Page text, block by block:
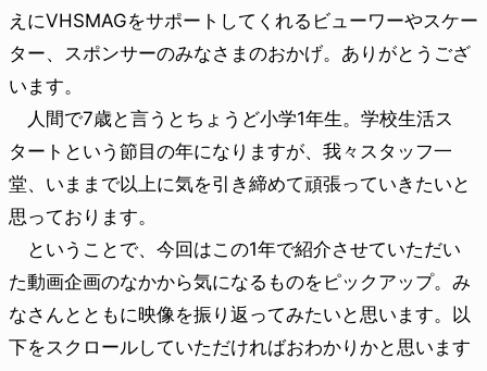
えにVHSMAGをサポートしてくれるビューワーやスケー
ター、スポンサーのみなさまのおかげ。ありがとうござ
います。
人間で7歳と言うとちょうど小学1年生。学校生活ス
タートという節目の年になりますが、我々スタッフ一
堂、いままで以上に気を引き締めて頑張っていきたいと
思っております。
ということで、今回はこの1年で紹介させていただい
た動画企画のなかから気になるものをピックアップ。み
なさんとともに映像を振り返ってみたいと思います。以
下をスクロールしていただければおわかりかと思います